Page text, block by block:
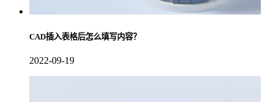
CAD插入表格后怎么填写内容？
2022-09-19